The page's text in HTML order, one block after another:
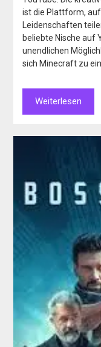
ist die Plattform,
Leidenschaften
beliebte Nische auf
unendlichen
sich Minecraft zu
Weiterlesen